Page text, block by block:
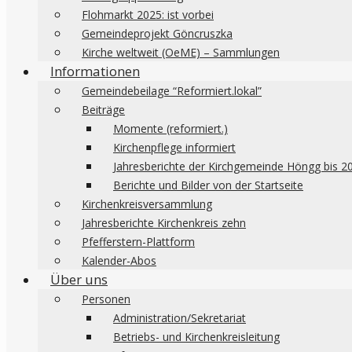
Flohmarkt 2025: ist vorbei
Gemeindeprojekt Göncruszka
Kirche weltweit (OeME) – Sammlungen
Informationen
Gemeindebeilage “Reformiert.lokal”
Beiträge
Momente (reformiert.)
Kirchenpflege informiert
Jahresberichte der Kirchgemeinde Höngg bis
Berichte und Bilder von der Startseite
Kirchenkreisversammlung
Jahresberichte Kirchenkreis zehn
Pfefferstern-Plattform
Kalender-Abos
Über uns
Personen
Administration/Sekretariat
Betriebs- und Kirchenkreisleitung